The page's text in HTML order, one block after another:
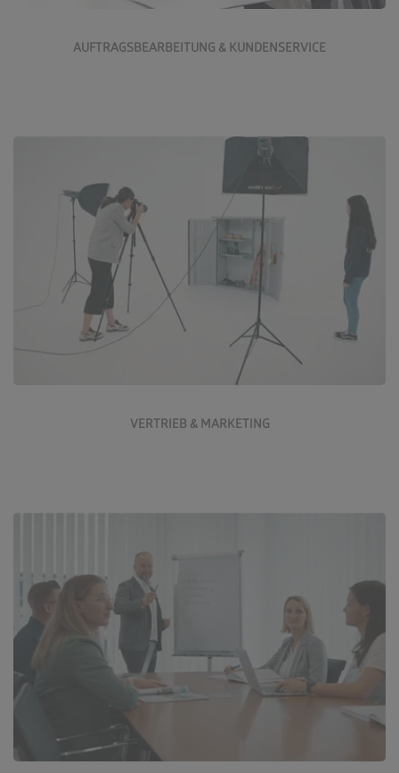
AUFTRAGSBEARBEITUNG & KUNDENSERVICE
VERTRIEB & MARKETING
Jetzt bewerben
Jetzt bewerben